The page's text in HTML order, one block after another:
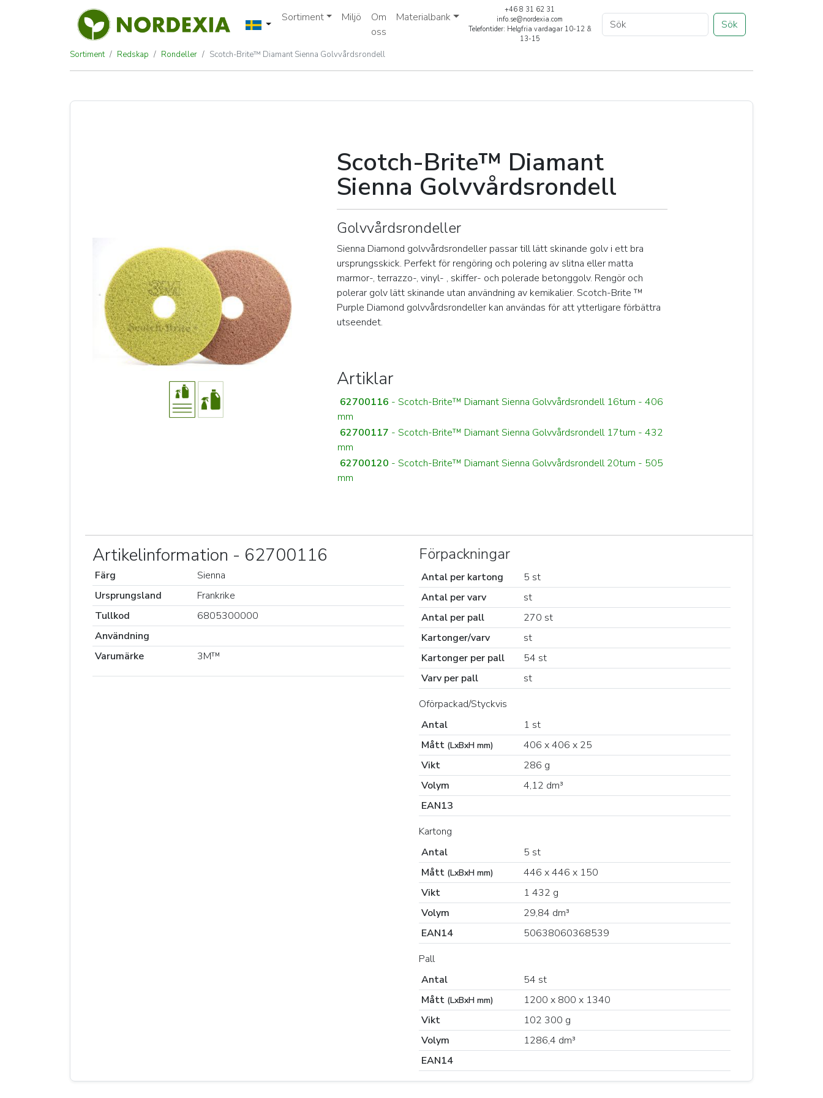
Sortiment Miljö
Om
oss
Materialbank
+46 8 31 62 31
info.se@nordexia.com
Telefontider: Helgfria vardagar 10-12 &
13-15
Sök
Sortiment Redskap Rondeller Scotch-Brite™ Diamant Sienna Golvvårdsrondell
Scotch-Brite™ Diamant Sienna Golvvårdsrondell
Scotch-Brite™ Diamant
Sienna Golvvårdsrondell
Golvvårdsrondeller
Sienna Diamond golvvårdsrondeller passar till lätt skinande golv i ett bra
ursprungsskick. Perfekt för rengöring och polering av slitna eller matta
marmor-, terrazzo-, vinyl- , skiffer- och polerade betonggolv. Rengör och
polerar golv lätt skinande utan användning av kemikalier. Scotch-Brite ™
Purple Diamond golvvårdsrondeller kan användas för att ytterligare förbättra
utseendet.
Artiklar
62700116 - Scotch-Brite™ Diamant Sienna Golvvårdsrondell 16tum - 406
mm
62700117 - Scotch-Brite™ Diamant Sienna Golvvårdsrondell 17tum - 432
mm
62700120 - Scotch-Brite™ Diamant Sienna Golvvårdsrondell 20tum - 505
mm
Artikelinformation - 62700116
Färg
Sienna
Ursprungsland
Frankrike
Tullkod
6805300000
Användning
Varumärke
3M™
Förpackningar
Antal per kartong
5 st
Antal per varv
st
Antal per pall
270 st
Kartonger/varv
st
Kartonger per pall
54 st
Varv per pall
st
Oförpackad/Styckvis
Antal
1 st
Mått (LxBxH mm)
406 x 406 x 25
Vikt
286 g
Volym
4,12 dm³
EAN13
Kartong
Antal
5 st
Mått (LxBxH mm)
446 x 446 x 150
Vikt
1 432 g
Volym
29,84 dm³
EAN14
50638060368539
Pall
Antal
54 st
Mått (LxBxH mm)
1200 x 800 x 1340
Vikt
102 300 g
Volym
1286,4 dm³
EAN14